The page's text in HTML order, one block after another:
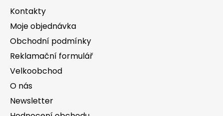
Kontakty
Moje objednávka
Obchodní podmínky
Reklamační formulář
Velkoobchod
O nás
Newsletter